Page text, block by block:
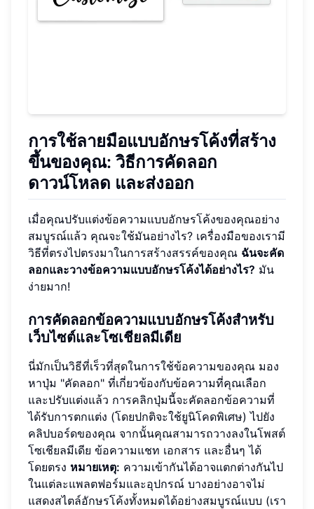
การใช้ลายมือแบบอักษรโค้งที่สร้าง
ขึ้นของคุณ: วิธีการคัดลอก
ดาวน์โหลด และส่งออก
เมื่อคุณปรับแต่งข้อความแบบอักษรโค้งของคุณอย่าง
สมบูรณ์แล้ว คุณจะใช้มันอย่างไร? เครื่องมือของเรามี
วิธีที่ตรงไปตรงมาในการสร้างสรรค์ของคุณ ฉันจะคัด
ลอกและวางข้อความแบบอักษรโค้งได้อย่างไร? มัน
ง่ายมาก!
การคัดลอกข้อความแบบอักษรโค้งสำหรับ
เว็บไซต์และโซเชียลมีเดีย
นี่มักเป็นวิธีที่เร็วที่สุดในการใช้ข้อความของคุณ มอง
หาปุ่ม "คัดลอก" ที่เกี่ยวข้องกับข้อความที่คุณเลือก
และปรับแต่งแล้ว การคลิกปุ่มนี้จะคัดลอกข้อความที่
ได้รับการตกแต่ง (โดยปกติจะใช้ยูนิโคดพิเศษ) ไปยัง
คลิปบอร์ดของคุณ จากนั้นคุณสามารถวางลงในโพสต์
โซเชียลมีเดีย ข้อความแชท เอกสาร และอื่นๆ ได้
โดยตรง หมายเหตุ: ความเข้ากันได้อาจแตกต่างกันไป
ในแต่ละแพลตฟอร์มและอุปกรณ์ บางอย่างอาจไม่
แสดงสไตล์อักษรโค้งทั้งหมดได้อย่างสมบูรณ์แบบ (เรา